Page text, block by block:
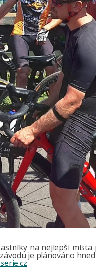
na nejlepší
je plánováno